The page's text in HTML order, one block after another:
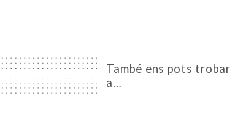
També ens pots trobar
a…